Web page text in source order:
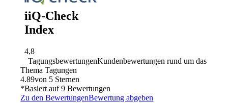
TagungsbewertungenKundenbewertungen rund um das
Thema Tagungen
4.89von 5 Sternen
*Basiert auf9 Bewertungen
Zu den BewertungenBewertung abgeben